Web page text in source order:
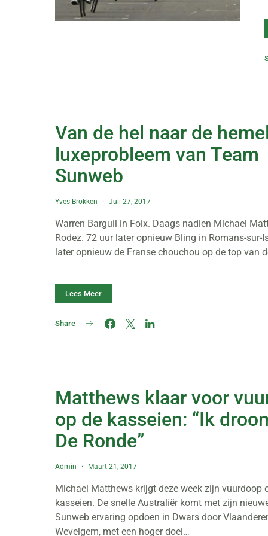
Van de hel naar de
luxeprobleem van Team
Sunweb
Yves Brokken Juli 27, 2017
Warren Barguil in Foix. Daags nadien Michael
Rodez. 72 uur later opnieuw Bling in Romans-sur-
later opnieuw de Franse chouchou op de top van
Lees Meer
Share
Matthews klaar voor
op de kasseien: “Ik
De Ronde”
Admin Maart 21, 2017
Michael Matthews krijgt deze week zijn vuurdoop
kasseien. De snelle Australiër komt met zijn
Sunweb ervaring opdoen in Dwars door
Wevelgem, met een hoger doel…